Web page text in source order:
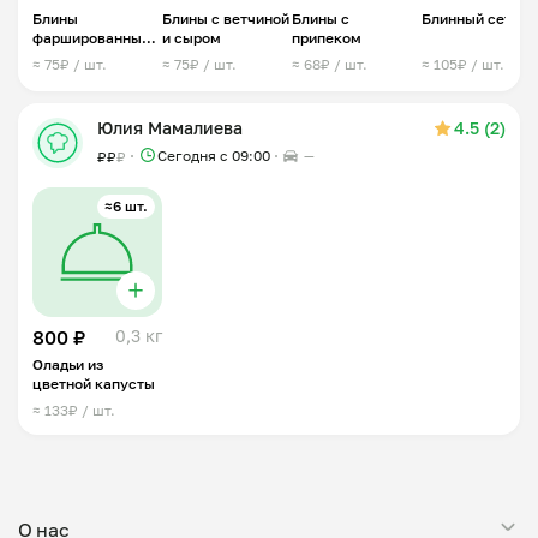
Блины
фаршированные
мясом
≈ 75₽ / шт.
Блины с ветчиной
и сыром
≈ 75₽ / шт.
Блины с
припеком
≈ 68₽ / шт.
Блинный сет √1
≈ 105₽ / шт.
Юлия Мамалиева 4.5 (2)
₽₽₽ Сегодня с 09:00 —
≈6 шт.
800 ₽ 0,3 кг
Оладьи из
цветной капусты
≈ 133₽ / шт.
О нас